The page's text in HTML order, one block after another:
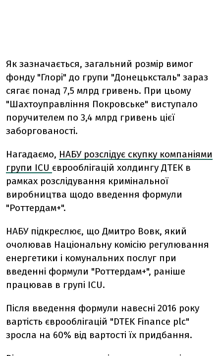
Як зазначається, загальний розмір вимог
фонду "Глорі" до групи "Донецьксталь" зараз
сягає понад 7,5 млрд гривень. При цьому
"Шахтоуправління Покровське" виступало
поручителем по 3,4 млрд гривень цієї
заборгованості.
Нагадаємо, НАБУ розслідує скупку компаніями
групи ICU єврооблігацій холдингу ДТЕК в
рамках розслідування кримінальної
виробництва щодо введення формули
"Роттердам+".
НАБУ підкреслює, що Дмитро Вовк, який
очолював Національну комісію регулювання
енергетики і комунальних послуг при
введенні формули "Роттердам+", раніше
працював в групі ICU.
Після введення формули навесні 2016 року
вартість єврооблігацій "DTEK Finance plc"
зросла на 60% від вартості їх придбання.